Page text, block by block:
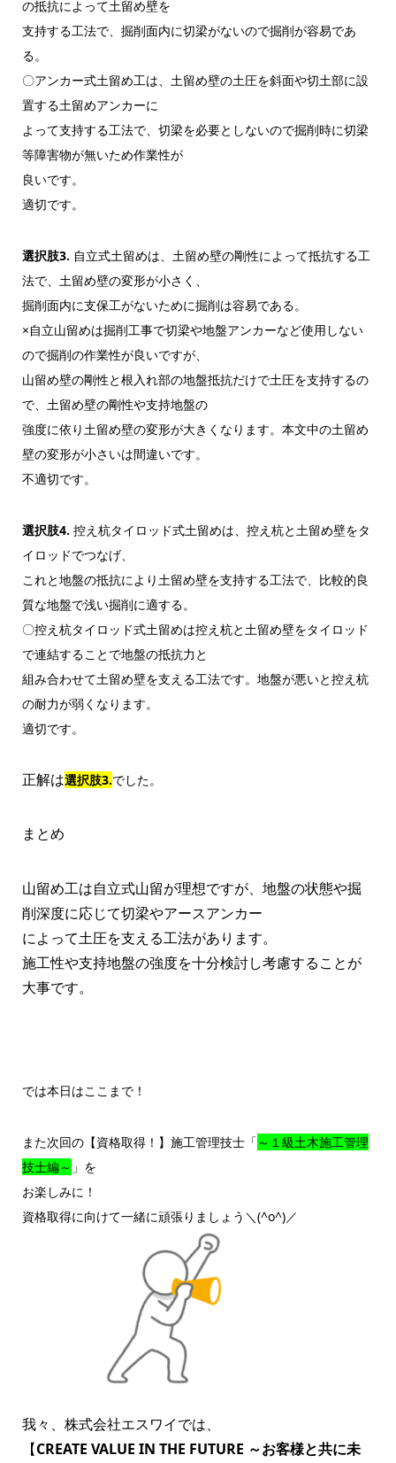
の抵抗によって土留め壁を
支持する工法で、掘削面内に切梁がないので掘削が容易であ
る。
〇アンカー式土留め工は、土留め壁の土圧を斜面や切土部に設
置する土留めアンカーに
よって支持する工法で、切梁を必要としないので掘削時に切梁
等障害物が無いため作業性が
良いです。
適切です。
選択肢3. 自立式土留めは、土留め壁の剛性によって抵抗する工
法で、土留め壁の変形が小さく、
掘削面内に支保工がないために掘削は容易である。
×自立山留めは掘削工事で切梁や地盤アンカーなど使用しない
ので掘削の作業性が良いですが、
山留め壁の剛性と根入れ部の地盤抵抗だけで土圧を支持するの
で、土留め壁の剛性や支持地盤の
強度に依り土留め壁の変形が大きくなります。本文中の土留め
壁の変形が小さいは間違いです。
不適切です。
選択肢4. 控え杭タイロッド式土留めは、控え杭と土留め壁をタ
イロッドでつなげ、
これと地盤の抵抗により土留め壁を支持する工法で、比較的良
質な地盤で浅い掘削に適する。
〇控え杭タイロッド式土留めは控え杭と土留め壁をタイロッド
で連結することで地盤の抵抗力と
組み合わせて土留め壁を支える工法です。地盤が悪いと控え杭
の耐力が弱くなります。
適切です。
正解は選択肢3.でした。
まとめ
山留め工は自立式山留が理想ですが、地盤の状態や掘
削深度に応じて切梁やアースアンカー
によって土圧を支える工法があります。
施工性や支持地盤の強度を十分検討し考慮することが
大事です。
では本日はここまで！
また次回の【資格取得！】施工管理技士「 ～１級土木施工管理
技士編～ 」を
お楽しみに！
資格取得に向けて一緒に頑張りましょう＼(^o^)／
我々、株式会社エスワイでは、
【CREATE VALUE IN THE FUTURE ～お客様と共に未